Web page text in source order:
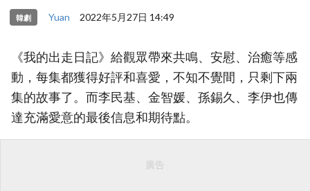
韓劇 Yuan 2022年5月27日 14:49
《我的出走日記》給觀眾帶來共鳴、安慰、治癒等感
動，每集都獲得好評和喜愛，不知不覺間，只剩下兩
集的故事了。而李民基、金智媛、孫錫久、李伊也傳
達充滿愛意的最後信息和期待點。
廣告